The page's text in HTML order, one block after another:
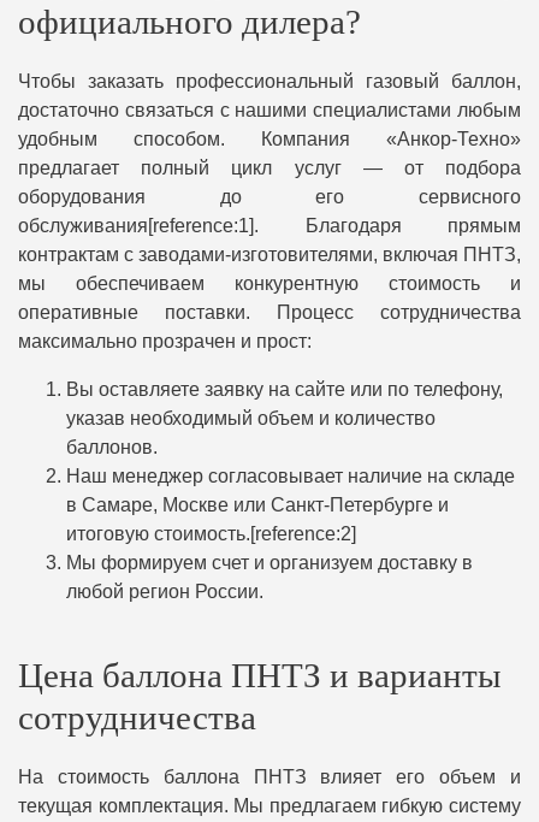
официального дилера?
Чтобы заказать профессиональный газовый баллон,
достаточно связаться с нашими специалистами любым
удобным способом. Компания «Анкор-Техно»
предлагает полный цикл услуг — от подбора
оборудования до его сервисного
обслуживания[reference:1]. Благодаря прямым
контрактам с заводами-изготовителями, включая ПНТЗ,
мы обеспечиваем конкурентную стоимость и
оперативные поставки. Процесс сотрудничества
максимально прозрачен и прост:
Вы оставляете заявку на сайте или по телефону,
указав необходимый объем и количество
баллонов.
Наш менеджер согласовывает наличие на складе
в Самаре, Москве или Санкт-Петербурге и
итоговую стоимость.[reference:2]
Мы формируем счет и организуем доставку в
любой регион России.
Цена баллона ПНТЗ и варианты
сотрудничества
На стоимость баллона ПНТЗ влияет его объем и
текущая комплектация. Мы предлагаем гибкую систему